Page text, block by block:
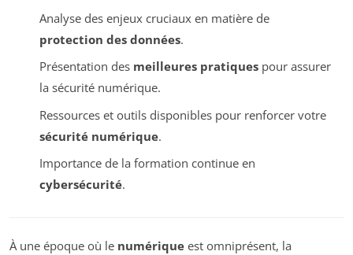
Analyse des enjeux cruciaux en matière de
protection des données.
Présentation des meilleures pratiquespour assurer
la sécurité numérique.
Ressources et outils disponibles pour renforcer votre
sécurité numérique.
Importance de la formation continue en
cybersécurité.
À une époque où le numérique est omniprésent, la